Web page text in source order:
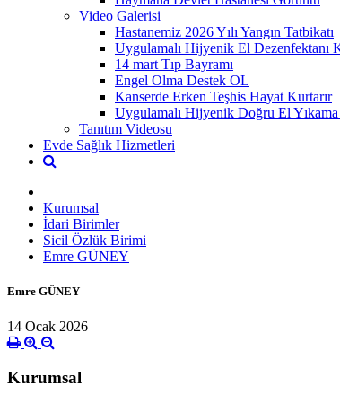
Video Galerisi
Hastanemiz 2026 Yılı Yangın Tatbikatı
Uygulamalı Hijyenik El Dezenfektanı
14 mart Tıp Bayramı
Engel Olma Destek OL
Kanserde Erken Teşhis Hayat Kurtarır
Uygulamalı Hijyenik Doğru El
Tanıtım Videosu
Evde Sağlık Hizmetleri
Kurumsal
İdari Birimler
Sicil Özlük Birimi
Emre GÜNEY
Emre GÜNEY
14 Ocak 2026
Kurumsal